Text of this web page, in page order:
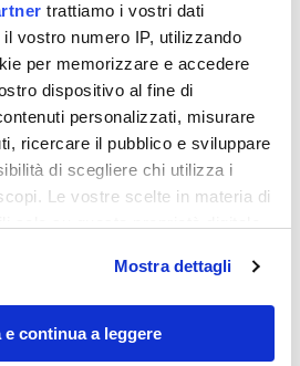
trattiamo i vostri dati
vostro numero IP, utilizzando
per memorizzare e accedere
dispositivo al fine di
personalizzati, misurare
ricercare il pubblico e sviluppare
di scegliere chi utilizza i
Le vostre scelte in materia di
proprio consenso in qualsiasi
sui cookie o facendo clic
della privacy.
Mostra dettagli
e continua a leggere